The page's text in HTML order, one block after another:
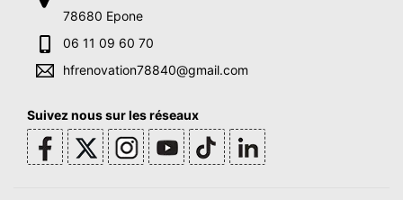
78680 Epone
06 11 09 60 70
hfrenovation78840@gmail.com
Suivez nous sur les réseaux